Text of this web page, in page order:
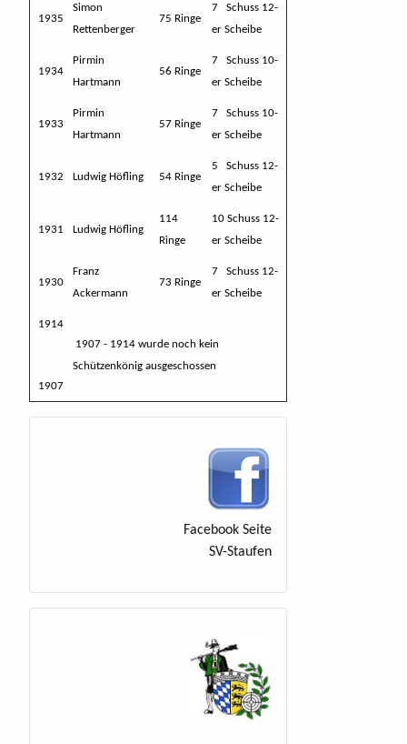
1935
Simon
Rettenberger
75 Ringe
7 Schuss 12-
er Scheibe
1934
Pirmin
Hartmann
56 Ringe
7 Schuss 10-
er Scheibe
1933
Pirmin
Hartmann
57 Ringe
7 Schuss 10-
er Scheibe
1932 Ludwig Höfling 54 Ringe
5 Schuss 12-
er Scheibe
1931 Ludwig Höfling
114
Ringe
10 Schuss 12-
er Scheibe
1930
Franz
Ackermann
73 Ringe
7 Schuss 12-
er Scheibe
1914
1907 - 1914 wurde noch kein
Schützenkönig ausgeschossen
1907
Facebook Seite
SV-Staufen